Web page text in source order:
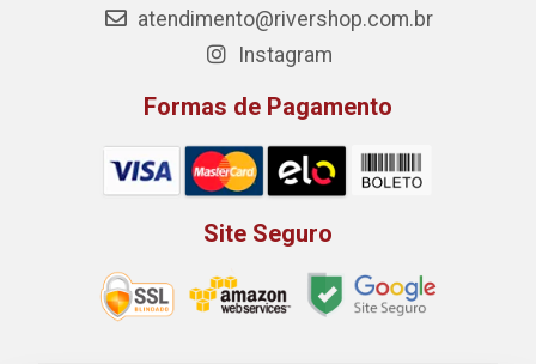
atendimento@rivershop.com.br
Instagram
Formas de Pagamento
Site Seguro